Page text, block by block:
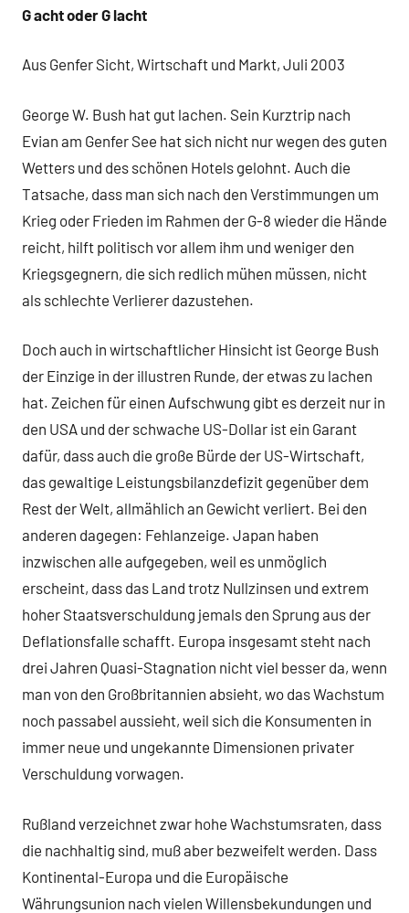
G acht oder G lacht
Aus Genfer Sicht, Wirtschaft und Markt, Juli 2003
George W. Bush hat gut lachen. Sein Kurztrip nach
Evian am Genfer See hat sich nicht nur wegen des guten
Wetters und des schönen Hotels gelohnt. Auch die
Tatsache, dass man sich nach den Verstimmungen um
Krieg oder Frieden im Rahmen der G-8 wieder die Hände
reicht, hilft politisch vor allem ihm und weniger den
Kriegsgegnern, die sich redlich mühen müssen, nicht
als schlechte Verlierer dazustehen.
Doch auch in wirtschaftlicher Hinsicht ist George Bush
der Einzige in der illustren Runde, der etwas zu lachen
hat. Zeichen für einen Aufschwung gibt es derzeit nur in
den USA und der schwache US-Dollar ist ein Garant
dafür, dass auch die große Bürde der US-Wirtschaft,
das gewaltige Leistungsbilanzdefizit gegenüber dem
Rest der Welt, allmählich an Gewicht verliert. Bei den
anderen dagegen: Fehlanzeige. Japan haben
inzwischen alle aufgegeben, weil es unmöglich
erscheint, dass das Land trotz Nullzinsen und extrem
hoher Staatsverschuldung jemals den Sprung aus der
Deflationsfalle schafft. Europa insgesamt steht nach
drei Jahren Quasi-Stagnation nicht viel besser da, wenn
man von den Großbritannien absieht, wo das Wachstum
noch passabel aussieht, weil sich die Konsumenten in
immer neue und ungekannte Dimensionen privater
Verschuldung vorwagen.
Rußland verzeichnet zwar hohe Wachstumsraten, dass
die nachhaltig sind, muß aber bezweifelt werden. Dass
Kontinental-Europa und die Europäische
Währungsunion nach vielen Willensbekundungen und